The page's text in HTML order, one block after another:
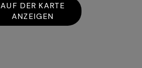
AUF DER KARTE
ANZEIGEN